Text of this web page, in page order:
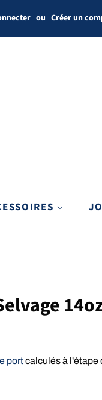
ou Créer un
portcalculés à l'étape